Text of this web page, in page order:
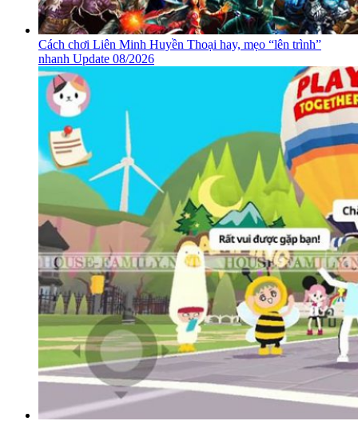
Cách chơi Liên Minh Huyền Thoại hay, mẹo “lên trình”
nhanh Update 08/2026